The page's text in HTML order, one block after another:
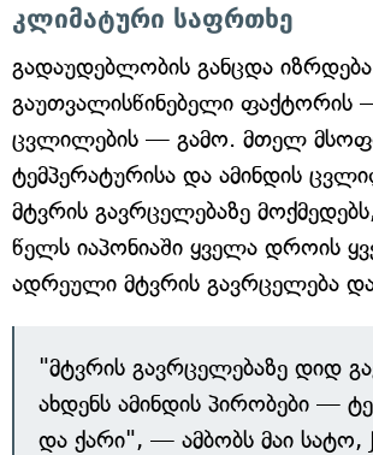
კლიმატური საფრთხე
გადაუდებლობის განცდა
გაუთვალისწინებელი ფაქტორის
ცვლილების — გამო. მთელ
ტემპერატურისა და ამინდის
მტვრის გავრცელებაზე
წელს იაპონიაში ყველა დროის
ადრეული მტვრის გავრცელება
"მტვრის გავრცელებაზე დიდ
ახდენს ამინდის პირობები —
და ქარი", — ამბობს მაი სატო,